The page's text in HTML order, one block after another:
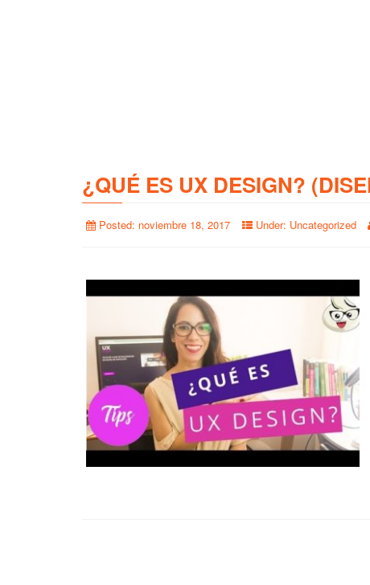
¿QUÉ ES UX DESIGN?
Posted: noviembre 18, 2017 Under: Uncategorized